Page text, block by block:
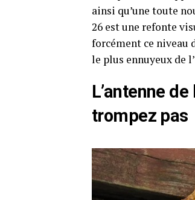
ainsi qu’une toute
26 est une refonte
forcément ce niveau
le plus ennuyeux de
L’antenne
trompez pas